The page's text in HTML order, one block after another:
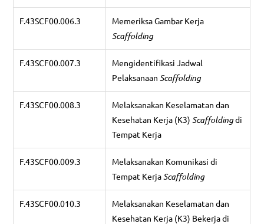
F.43SCF00.006.3 Memeriksa Gambar Kerja
Scaffolding
F.43SCF00.007.3
Mengidentifikasi Jadwal
PelaksanaanScaffolding
F.43SCF00.008.3
Melaksanakan Keselamatan dan
Kesehatan Kerja (K3)Scaffoldingdi
Tempat Kerja
F.43SCF00.009.3
Melaksanakan Komunikasi di
Tempat KerjaScaffolding
F.43SCF00.010.3
Melaksanakan Keselamatan dan
Kesehatan Kerja (K3) Bekerja di